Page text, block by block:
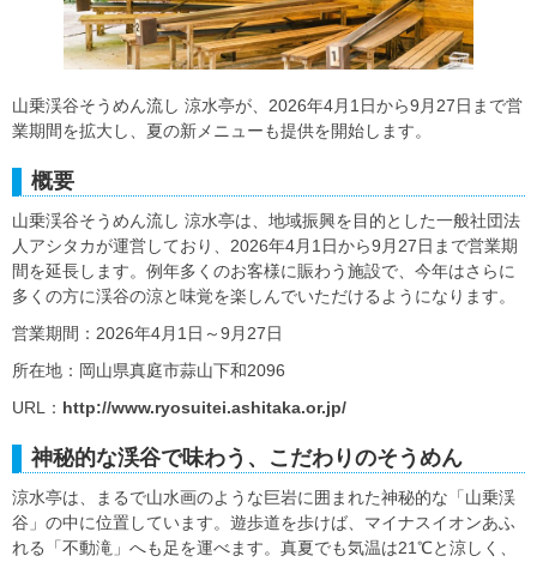
山乗渓谷そうめん流し 涼水亭が、2026年4月1日から9月27日まで営
業期間を拡大し、夏の新メニューも提供を開始します。
概要
山乗渓谷そうめん流し 涼水亭は、地域振興を目的とした一般社団法
人アシタカが運営しており、2026年4月1日から9月27日まで営業期
間を延長します。例年多くのお客様に賑わう施設で、今年はさらに
多くの方に渓谷の涼と味覚を楽しんでいただけるようになります。
営業期間：2026年4月1日～9月27日
所在地：岡山県真庭市蒜山下和2096
URL： http://www.ryosuitei.ashitaka.or.jp/
神秘的な渓谷で味わう、こだわりのそうめん
涼水亭は、まるで山水画のような巨岩に囲まれた神秘的な「山乗渓
谷」の中に位置しています。遊歩道を歩けば、マイナスイオンあふ
れる「不動滝」へも足を運べます。真夏でも気温は21℃と涼しく、